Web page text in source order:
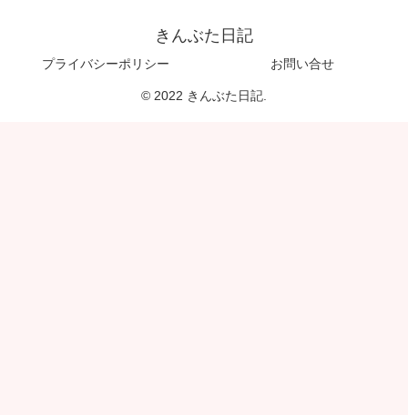
きんぶた日記
プライバシーポリシー お問い合せ
© 2022 きんぶた日記.